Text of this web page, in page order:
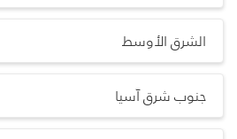
الشرق الأوسط
جنوب شرق آسيا